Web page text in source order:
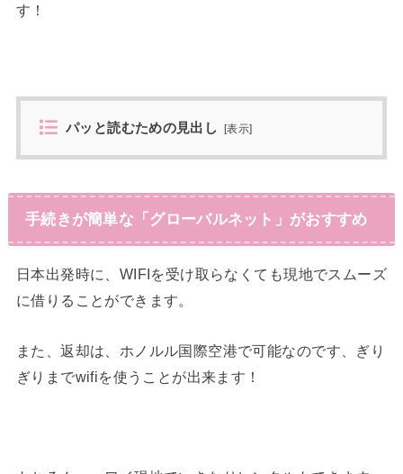
す！
パッと読むための見出し [表示]
手続きが簡単な「グローバルネット」がおすすめ
日本出発時に、WIFIを受け取らなくても現地でスムーズ
に借りることができます。
また、返却は、ホノルル国際空港で可能なのです、ぎり
ぎりまでwifiを使うことが出来ます！